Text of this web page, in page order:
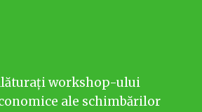
workshop-ului
ale schimbărilor